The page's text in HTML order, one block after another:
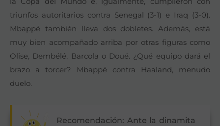
triunfos autoritarios contra Senegal (3-1) e Iraq (3-0).
Mbappé también lleva dos dobletes. Además, está
muy bien acompañado arriba por otras figuras como
Olise, Dembélé, Barcola o Doué. ¿Qué equipo dará el
brazo a torcer? Mbappé contra Haaland, menudo
duelo.
Recomendación: Ante la dinamita